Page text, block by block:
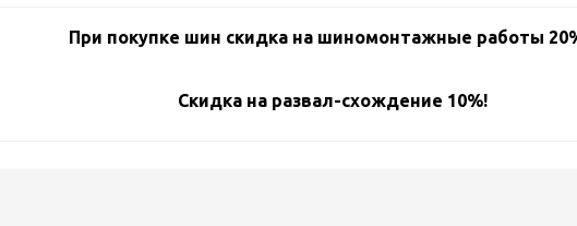
При покупке шин скидка на шиномонтажные работы
Скидка на развал-схождение 10%!